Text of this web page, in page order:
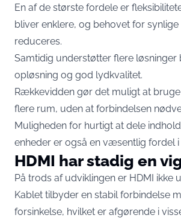
En af de største fordele er
bliver enklere, og behovet for synlige
reduceres.
Samtidig understøtter flere løsninger
opløsning og god lydkvalitet.
Rækkevidden gør det muligt at
flere rum, uden at forbindelsen
Muligheden for hurtigt at dele
enheder er også en væsentlig fordel i
HDMI har stadig en
På trods af udviklingen er HDMI ikke
Kablet tilbyder en stabil forbindelse
forsinkelse, hvilket er afgørende i